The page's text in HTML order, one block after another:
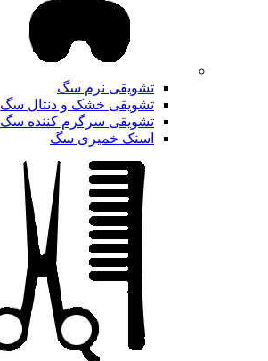
تشویقی نرم سگ
تشویقی خشک و دنتال سگ
تشویقی سرگرم کننده سگ
اسنک خمیری سگ